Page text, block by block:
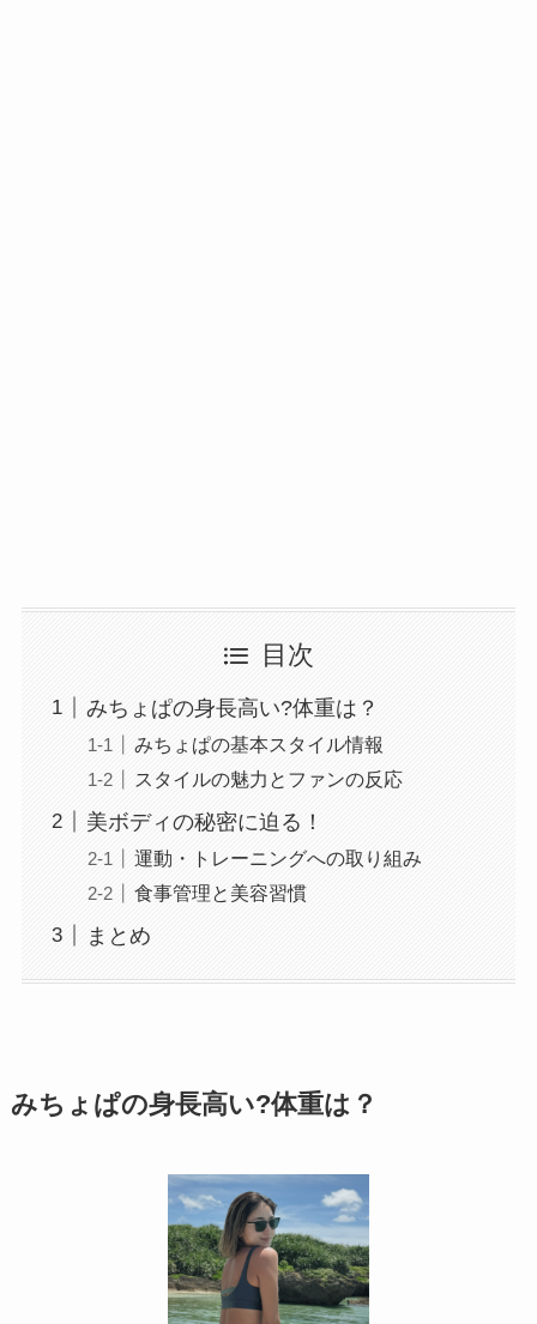
目次
みちょぱの身長高い?体重は？
みちょぱの基本スタイル情報
スタイルの魅力とファンの反応
美ボディの秘密に迫る！
運動・トレーニングへの取り組み
食事管理と美容習慣
まとめ
みちょぱの身長高い?体重は？